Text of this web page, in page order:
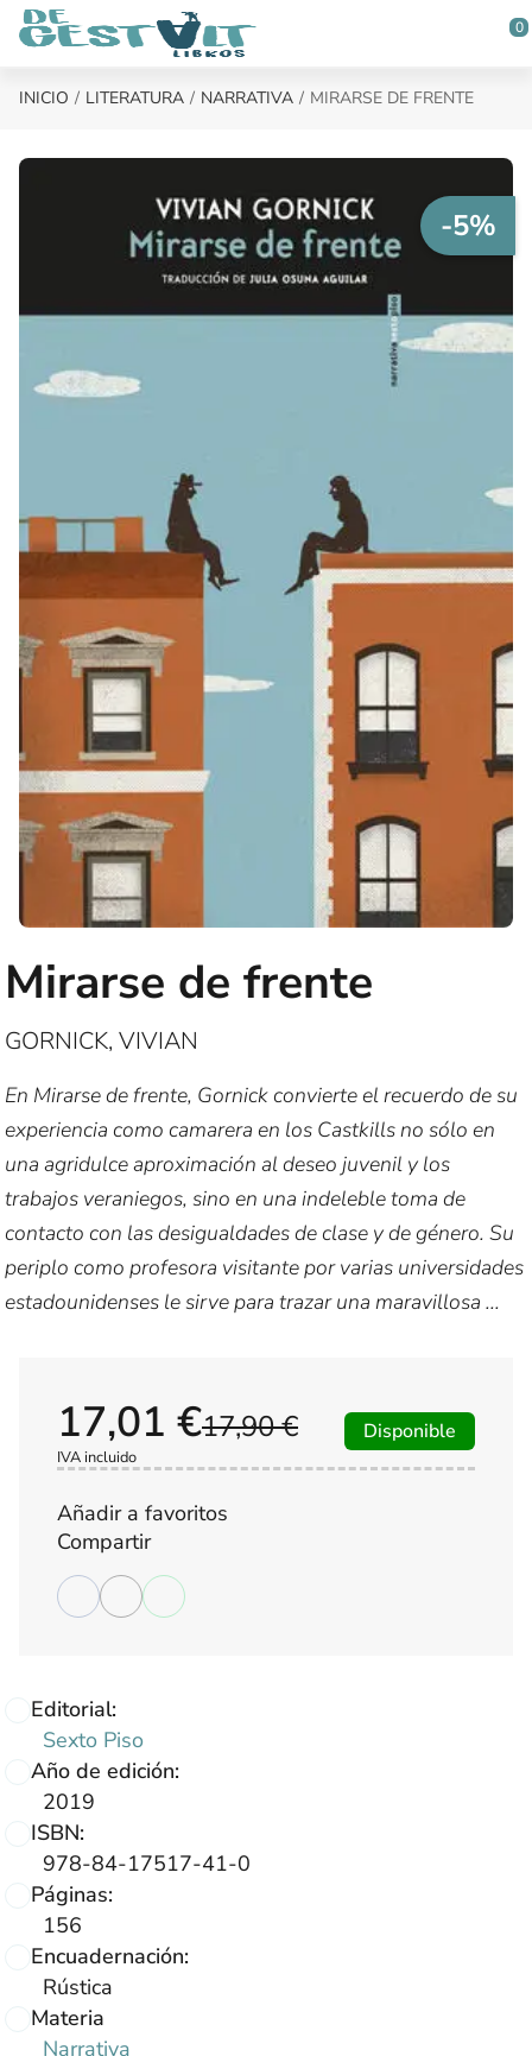
Saltar al contenido principal
0
INICIO LITERATURA NARRATIVA MIRARSE DE FRENTE
-5%
Mirarse de frente
GORNICK, VIVIAN
En Mirarse de frente, Gornick convierte el recuerdo de su
experiencia como camarera en los Castkills no sólo en
una agridulce aproximación al deseo juvenil y los
trabajos veraniegos, sino en una indeleble toma de
contacto con las desigualdades de clase y de género. Su
periplo como profesora visitante por varias universidades
estadounidenses le sirve para trazar una maravillosa ...
Editorial:
Sexto Piso
Año de edición:
2019
ISBN:
978-84-17517-41-0
Páginas:
156
Encuadernación:
Rústica
Materia
Narrativa
17,90 €
17,01 €
IVA incluido
Disponible
Añadir a favoritos
Compartir